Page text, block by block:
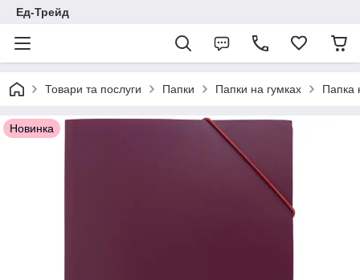
Ед-Трейд
Товари та послуги Папки Папки на гумках Папка
Новинка